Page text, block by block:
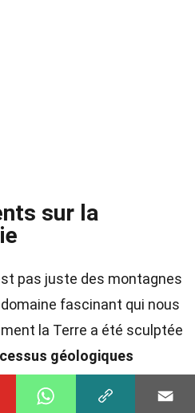
sur la
pas juste des montagnes
fascinant qui nous
la Terre a été sculptée
géologiques
la formation des